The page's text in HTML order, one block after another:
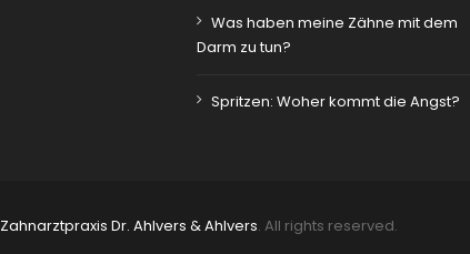
Was haben meine Zähne mit dem
Darm zu tun?
Spritzen: Woher kommt die Angst?
Zahnarztpraxis Dr. Ahlvers & Ahlvers. All rights reserved.